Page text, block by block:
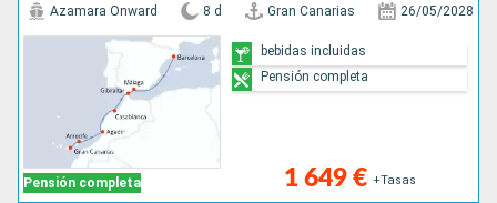
Pensión completa
Azamara Onward 8 d Gran Canarias 26/05/2028
1 649 € +Tasas
bebidas incluidas
Pensión completa